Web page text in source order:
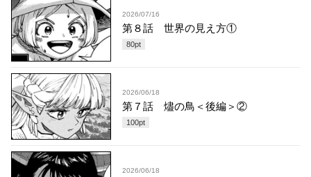
2026/07/16
第８話 世界の見え方①
80pt
2026/06/18
第７話 燼の鳥＜後編＞②
100pt
2026/06/18